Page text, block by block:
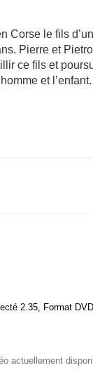
Corse le fils
Pierre et
ce fils et
et l’enfant.
2.35, Format
actuellement